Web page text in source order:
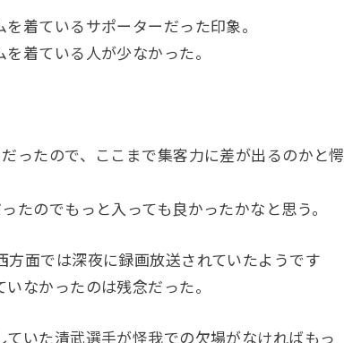
着ているサポーターだった印象。
着ている人が少なかった。
ったので、ここまで集客力に差が出るのかと愕
たのでもっと入っても良かったかなと思う。
面では深夜に録画放送されていたようです
なかったのは残念だった。
いた清武選手が怪我での欠場がなければもっ